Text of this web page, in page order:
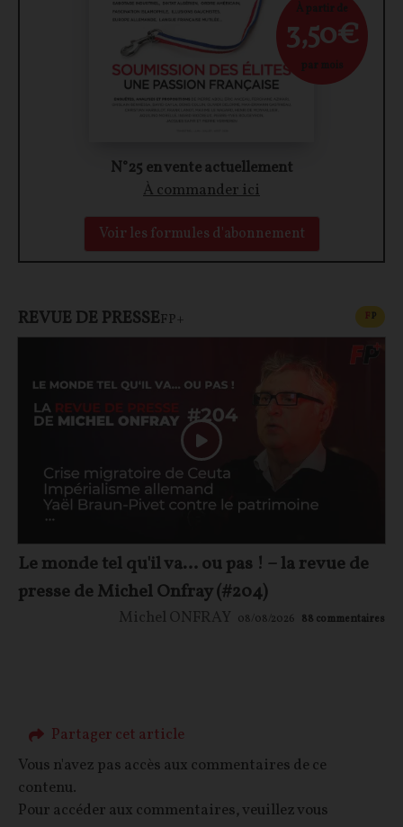
N°25 en vente actuellement
À commander ici
Voir les formules d'abonnement
À partir de
3,50€
par mois
REVUE DE PRESSEFP+ FP
Le monde tel qu'il va… ou pas ! – la revue de
presse de Michel Onfray (#204)
Michel ONFRAY 08/08/2026 88 commentaires
Partager cet article
Vous n'avez pas accès aux commentaires de ce
contenu.
Pour accéder aux commentaires, veuillez vous